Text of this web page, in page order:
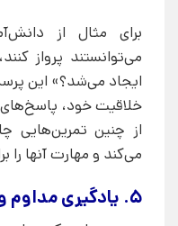
برای مثال از
می‌توانستند پرواز
ایجاد می‌شد؟» این
خلاقیت خود، پاسخ‌های
از چنین تمرین‌هایی
می‌کند و مهارت آنها
5. یادگیری مداوم و توسعه فردی